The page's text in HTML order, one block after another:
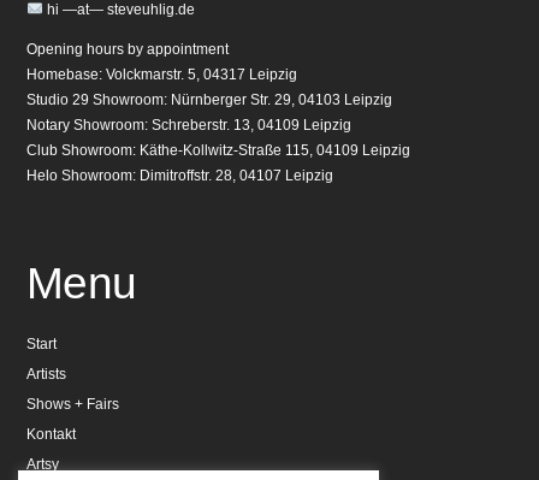
hi —at— steveuhlig.de
Opening hours by appointment
Homebase: Volckmarstr. 5, 04317 Leipzig
Studio 29 Showroom: Nürnberger Str. 29, 04103 Leipzig
Notary Showroom: Schreberstr. 13, 04109 Leipzig
Club Showroom: Käthe-Kollwitz-Straße 115, 04109 Leipzig
Helo Showroom: Dimitroffstr. 28, 04107 Leipzig
Menu
Start
Artists
Shows + Fairs
Kontakt
Artsy